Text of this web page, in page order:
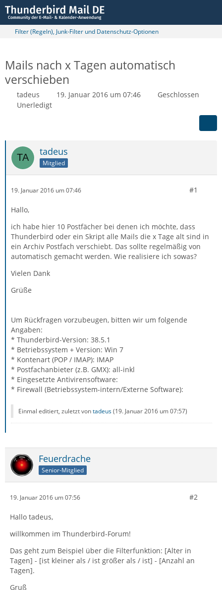
Filter (Regeln), Junk-Filter und Datenschutz-Optionen
Mails nach x Tagen automatisch
verschieben
tadeus 19. Januar 2016 um 07:46
Geschlossen
Unerledigt
tadeus
Mitglied
19. Januar 2016 um 07:46 #1
Hallo,
ich habe hier 10 Postfächer bei denen ich möchte, dass
Thunderbird oder ein Skript alle Mails die x Tage alt sind in
ein Archiv Postfach verschiebt. Das sollte regelmäßig von
automatisch gemacht werden. Wie realisiere ich sowas?
Vielen Dank
Grüße
Um Rückfragen vorzubeugen, bitten wir um folgende
Angaben:
* Thunderbird-Version: 38.5.1
* Betriebssystem + Version: Win 7
* Kontenart (POP / IMAP): IMAP
* Postfachanbieter (z.B. GMX): all-inkl
* Eingesetzte Antivirensoftware:
* Firewall (Betriebssystem-intern/Externe Software):
Einmal editiert, zuletzt vontadeus(19. Januar 2016 um 07:57)
Feuerdrache
Senior-Mitglied
19. Januar 2016 um 07:56 #2
Hallo tadeus,
willkommen im Thunderbird-Forum!
Das geht zum Beispiel über die Filterfunktion: [Alter in
Tagen] - [ist kleiner als / ist größer als / ist] - [Anzahl an
Tagen].
Gruß